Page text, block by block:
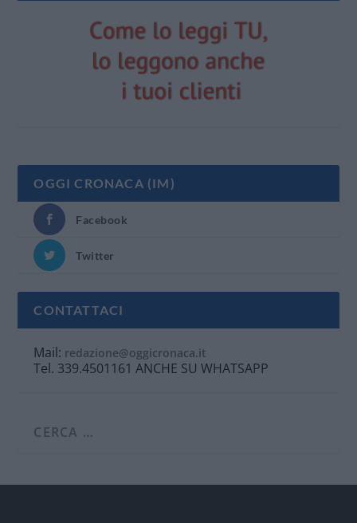
OGGI CRONACA (IM)
Facebook
Twitter
CONTATTACI
Mail: redazione@oggicronaca.it
Tel. 339.4501161 ANCHE SU WHATSAPP